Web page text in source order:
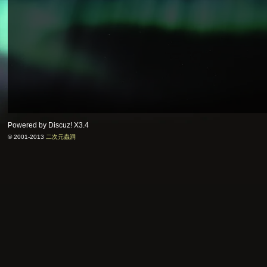
Powered by Discuz!X3.4
© 2001-2013 二次元蟲洞